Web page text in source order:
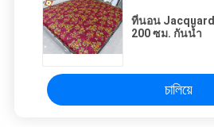
ที่นอน Jacquard
200 ซม. กันน้ำ
চালিয়ে